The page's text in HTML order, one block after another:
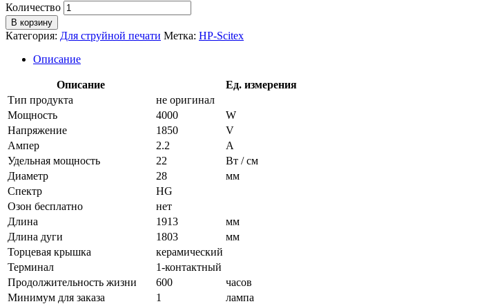
Количество
В корзину
Категория: Для струйной печати Метка: HP-Scitex
Описание
Описание
Ед. измерения
Тип продукта
не оригинал
Мощность
4000
W
Напряжение
1850
V
Ампер
2.2
A
Удельная мощность
22
Вт / см
Диаметр
28
мм
Спектр
HG
Озон бесплатно
нет
Длина
1913
мм
Длина дуги
1803
мм
Торцевая крышка
керамический
Терминал
1-контактный
Продолжительность жизни
600
часов
Минимум для заказа
1
лампа